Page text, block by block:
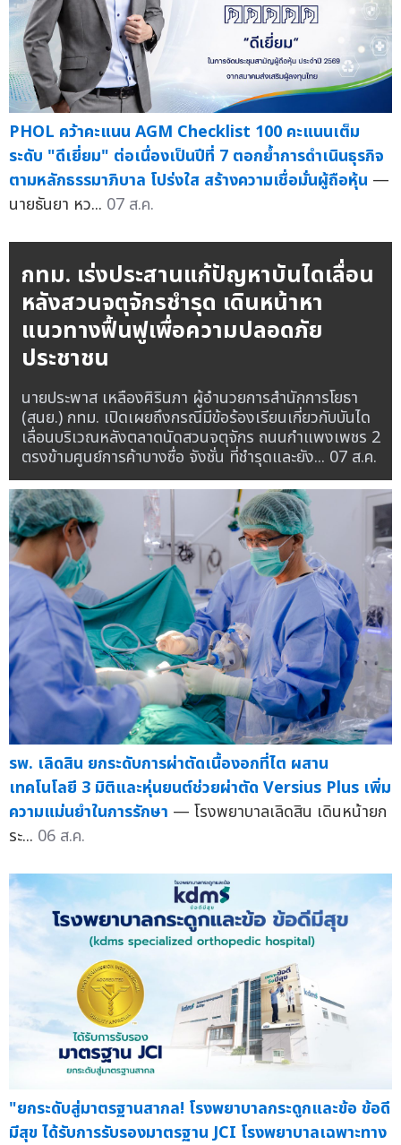
PHOL คว้าคะแนน AGM Checklist 100 คะแนนเต็ม
ระดับ "ดีเยี่ยม" ต่อเนื่องเป็นปีที่ 7 ตอกย้ำการดำเนินธุรกิจ
ตามหลักธรรมาภิบาล โปร่งใส สร้างความเชื่อมั่นผู้ถือหุ้น —
นายธันยา หว... 07 ส.ค.
กทม. เร่งประสานแก้ปัญหาบันไดเลื่อน
หลังสวนจตุจักรชำรุด เดินหน้าหา
แนวทางฟื้นฟูเพื่อความปลอดภัย
ประชาชน
นายประพาส เหลืองศิรินภา ผู้อำนวยการสำนักการโยธา
(สนย.) กทม. เปิดเผยถึงกรณีมีข้อร้องเรียนเกี่ยวกับบันได
เลื่อนบริเวณหลังตลาดนัดสวนจตุจักร ถนนกำแพงเพชร 2
ตรงข้ามศูนย์การค้าบางซื่อ จังชั่น ที่ชำรุดและยัง... 07 ส.ค.
รพ. เลิดสิน ยกระดับการผ่าตัดเนื้องอกที่ไต ผสาน
เทคโนโลยี 3 มิติและหุ่นยนต์ช่วยผ่าตัด Versius Plus เพิ่ม
ความแม่นยำในการรักษา — โรงพยาบาลเลิดสิน เดินหน้ายก
ระ... 06 ส.ค.
"ยกระดับสู่มาตรฐานสากล! โรงพยาบาลกระดูกและข้อ ข้อดี
มีสุข ได้รับการรับรองมาตรฐาน JCI โรงพยาบาลเฉพาะทาง